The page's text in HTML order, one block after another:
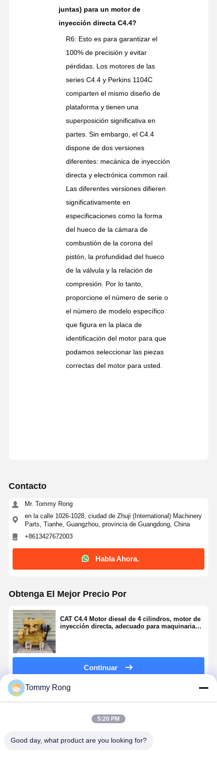
juntas) para un motor de
inyección directa C4.4?
R6: Esto es para garantizar el
100% de precisión y evitar
pérdidas. Los motores de las
series C4.4 y Perkins 1104C
comparten el mismo diseño de
plataforma y tienen una
superposición significativa en
partes. Sin embargo, el C4.4
dispone de dos versiones
diferentes: mecánica de inyección
directa y electrónica common rail.
Las diferentes versiones difieren
significativamente en
especificaciones como la forma
del hueco de la cámara de
combustión de la corona del
pistón, la profundidad del hueco
de la válvula y la relación de
compresión. Por lo tanto,
proporcione el número de serie o
el número de modelo específico
que figura en la placa de
identificación del motor para que
podamos seleccionar las piezas
correctas del motor para usted.
Contacto
Mr. Tommy Rong
en la calle 1026-1028, ciudad de Zhuji (International) Machinery
Parts, Tianhe, Guangzhou, provincia de Guangdong, China
+8613427672003
Habla Ahora.
Obtenga El Mejor Precio Por
CAT C4.4 Motor diesel de 4 cilindros, motor de
inyección directa, adecuado para maquinaria
Continuar
Productos Recomendados
Tommy Rong
5:20 PM
Good day, what product are you looking for?